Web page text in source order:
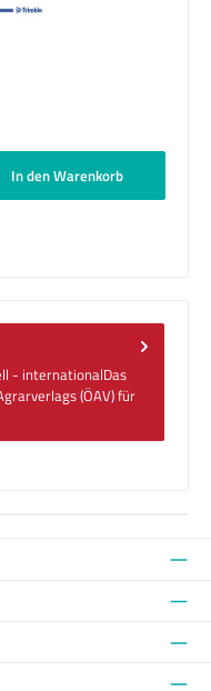
oder benutze die Schaltflächen um
In den Warenkorb
- internationalDas
(ÖAV) für